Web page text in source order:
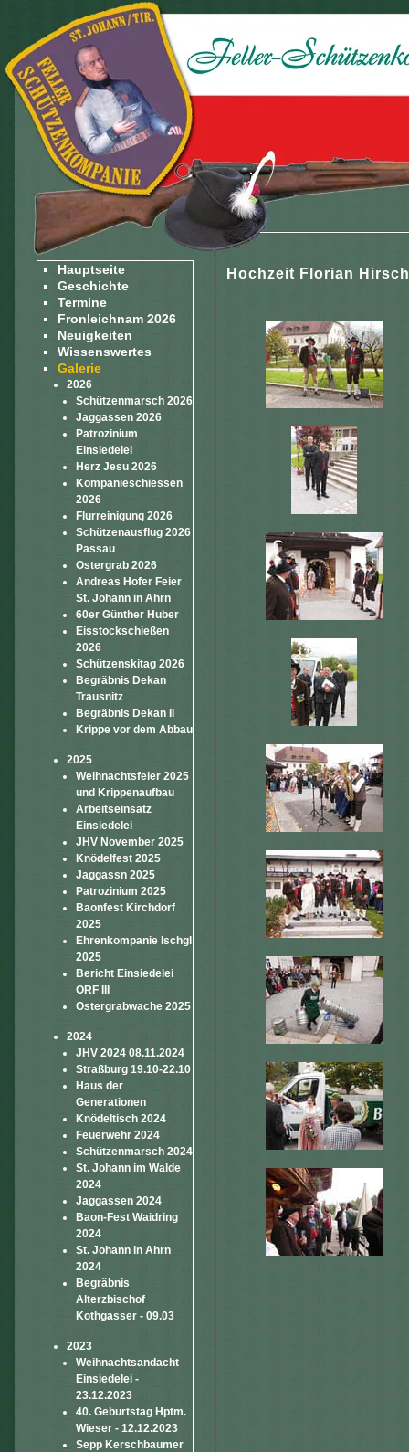
Hauptseite
Geschichte
Termine
Fronleichnam 2026
Neuigkeiten
Wissenswertes
Galerie
2026
Schützenmarsch 2026
Jaggassen 2026
Patrozinium
Einsiedelei
Herz Jesu 2026
Kompanieschiessen
2026
Flurreinigung 2026
Schützenausflug 2026
Passau
Ostergrab 2026
Andreas Hofer Feier
St. Johann in Ahrn
60er Günther Huber
Eisstockschießen
2026
Schützenskitag 2026
Begräbnis Dekan
Trausnitz
Begräbnis Dekan II
Krippe vor dem Abbau
2025
Weihnachtsfeier 2025
und Krippenaufbau
Arbeitseinsatz
Einsiedelei
JHV November 2025
Knödelfest 2025
Jaggassn 2025
Patrozinium 2025
Baonfest Kirchdorf
2025
Ehrenkompanie Ischgl
2025
Bericht Einsiedelei
ORF III
Ostergrabwache 2025
2024
JHV 2024 08.11.2024
Straßburg 19.10-22.10
Haus der
Generationen
Knödeltisch 2024
Feuerwehr 2024
Schützenmarsch 2024
St. Johann im Walde
2024
Jaggassen 2024
Baon-Fest Waidring
2024
St. Johann in Ahrn
2024
Begräbnis
Alterzbischof
Kothgasser - 09.03
2023
Weihnachtsandacht
Einsiedelei -
23.12.2023
40. Geburtstag Hptm.
Wieser - 12.12.2023
Sepp Kerschbaumer
Hochzeit Florian